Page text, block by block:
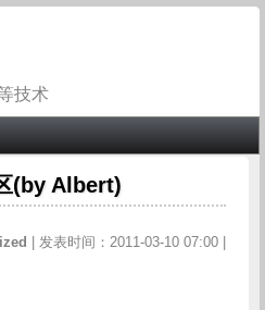
技术
(by Albert)
| 发表时间：2011-03-10 07:00 |